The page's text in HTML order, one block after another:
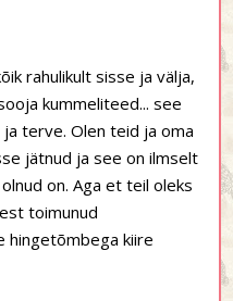
rahulikult sisse ja välja,
kummeliteed... see
terve. Olen teid ja oma
jätnud ja see on ilmselt
on. Aga et teil oleks
toimunud
hingetõmbega kiire